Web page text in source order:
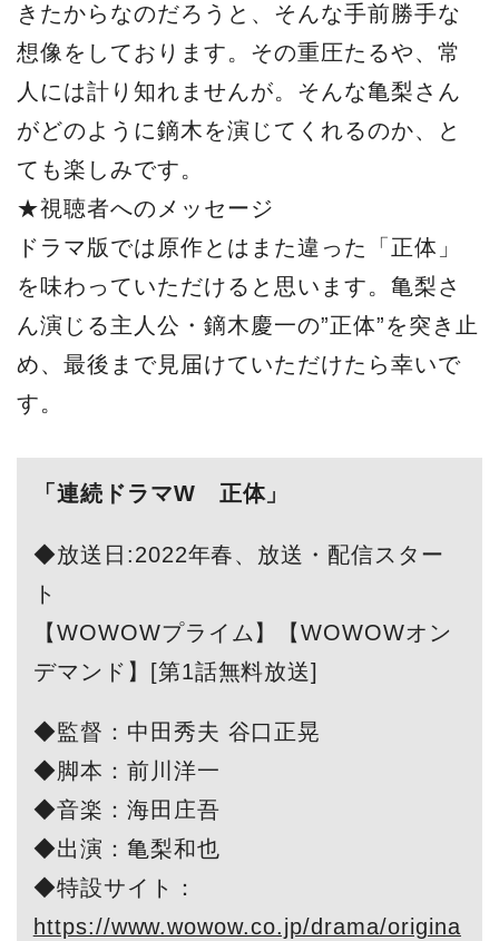
きたからなのだろうと、そんな手前勝手な
想像をしております。その重圧たるや、常
人には計り知れませんが。そんな亀梨さん
がどのように鏑木を演じてくれるのか、と
ても楽しみです。
★視聴者へのメッセージ
ドラマ版では原作とはまた違った「正体」
を味わっていただけると思います。亀梨さ
ん演じる主人公・鏑木慶一の”正体”を突き止
め、最後まで見届けていただけたら幸いで
す。
「連続ドラマW 正体」
◆放送日:2022年春、放送・配信スター
ト
【WOWOWプライム】【WOWOWオン
デマンド】[第1話無料放送]
◆監督：中田秀夫 谷口正晃
◆脚本：前川洋一
◆音楽：海田庄吾
◆出演：亀梨和也
◆特設サイト：
https://www.wowow.co.jp/drama/origina